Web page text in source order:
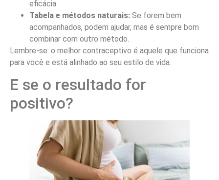
eficácia.
Tabela e métodos naturais: Se forem bem
acompanhados, podem ajudar, mas é sempre bom
combinar com outro método.
Lembre-se: o melhor contraceptivo é aquele que funciona
para você e está alinhado ao seu estilo de vida.
E se o resultado for
positivo?